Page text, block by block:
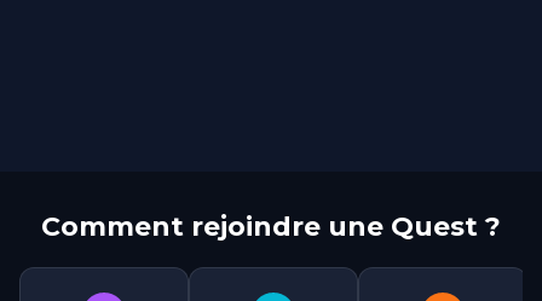
Comment rejoindre une Quest ?